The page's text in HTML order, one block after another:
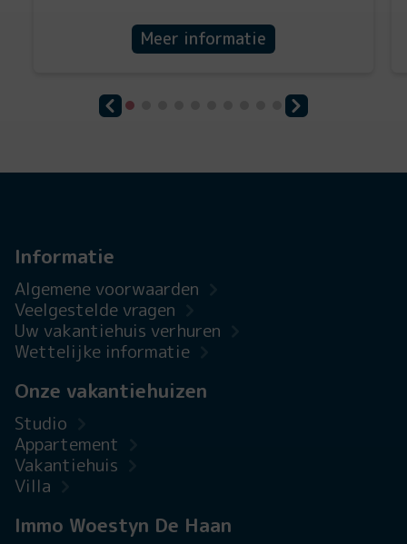
Meer informatie
Informatie
Algemene voorwaarden
Veelgestelde vragen
Uw vakantiehuis verhuren
Wettelijke informatie
Onze vakantiehuizen
Studio
Appartement
Vakantiehuis
Villa
Immo Woestyn De Haan